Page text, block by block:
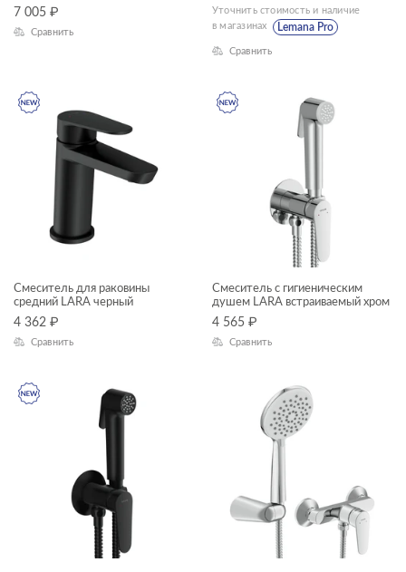
7 005 ₽
Сравнить
Уточнить стоимость и наличие
в магазинах
Lemana Pro
Сравнить
Смеситель для раковины
средний LARA черный
4 362 ₽
Сравнить
Смеситель с гигиеническим
душем LARA встраиваемый хром
4 565 ₽
Сравнить